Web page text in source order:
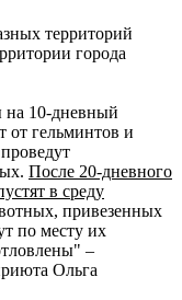
территорий
города
на 10-дневный
от гельминтов и
После 20-дневного
в среду
привезенных
по месту их
–
Ольга